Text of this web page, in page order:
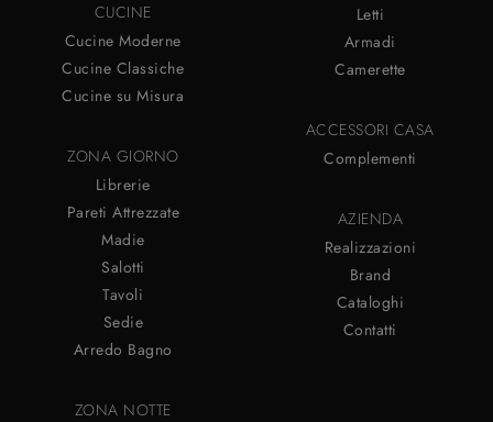
CUCINE
Cucine Moderne
Cucine Classiche
Cucine su Misura
ZONA GIORNO
Librerie
Pareti Attrezzate
Madie
Salotti
Tavoli
Sedie
Arredo Bagno
ZONA NOTTE
Letti
Armadi
Camerette
ACCESSORI CASA
Complementi
AZIENDA
Realizzazioni
Brand
Cataloghi
Contatti